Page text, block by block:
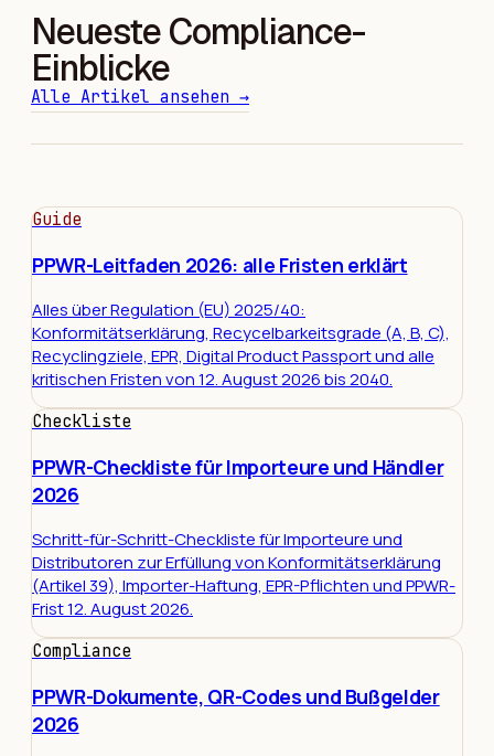
Neueste Compliance-
Einblicke
Alle Artikel ansehen →
Guide
PPWR-Leitfaden 2026: alle Fristen erklärt
Alles über Regulation (EU) 2025/40:
Konformitätserklärung, Recycelbarkeitsgrade (A, B, C),
Recyclingziele, EPR, Digital Product Passport und alle
kritischen Fristen von 12. August 2026 bis 2040.
Checkliste
PPWR-Checkliste für Importeure und Händler
2026
Schritt-für-Schritt-Checkliste für Importeure und
Distributoren zur Erfüllung von Konformitätserklärung
(Artikel 39), Importer-Haftung, EPR-Pflichten und PPWR-
Frist 12. August 2026.
Compliance
PPWR-Dokumente, QR-Codes und Bußgelder
2026